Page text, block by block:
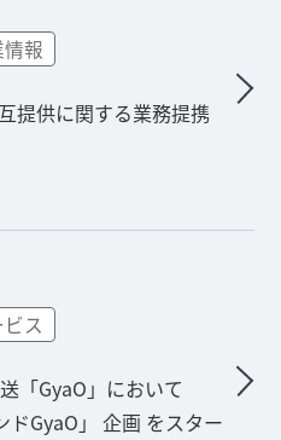
報
提供に関する業務提携
ス
「GyaO」において
GyaO」 企画 をスター